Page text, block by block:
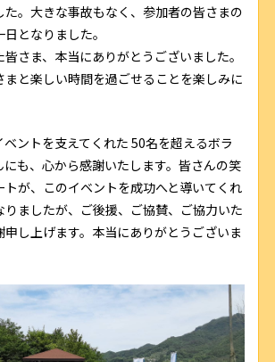
た。大きな事故もなく、参加者の皆さまの
となりました。
さま、本当にありがとうございました。
まと楽しい時間を過ごせることを楽しみに
ントを支えてくれた 50名を超えるボラ
にも、心から感謝いたします。皆さんの笑
が、このイベントを成功へと導いてくれ
りましたが、ご後援、ご協賛、ご協力いた
申し上げます。本当にありがとうございま